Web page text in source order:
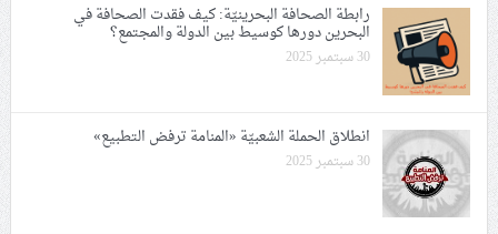
رابطة الصحافة البحرينيّة: كيف فقدت الصحافة في
البحرين دورها كوسيط بين الدولة والمجتمع؟
30 سبتمبر 2025
انطلاق الحملة الشعبيّة «المنامة ترفض التطبيع»
30 سبتمبر 2025